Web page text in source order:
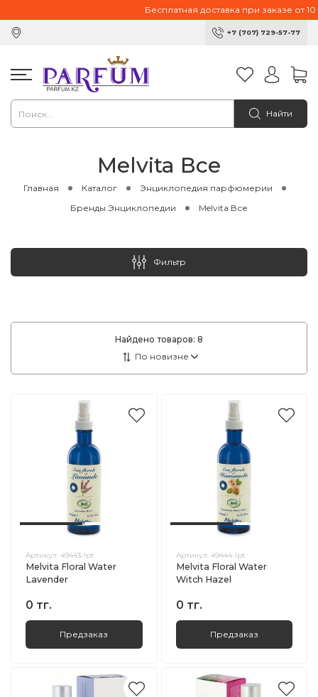
Бесплатная доставка при заказе от 10
+7 (707) 729-57-77
Найти
Melvita Все
Главная Каталог
Энциклопедия парфюмерии
Бренды Энциклопедии
Melvita Все
Найдено товаров: 8
Артикул: 49443-lpt
Melvita Floral Water
Lavender
0 тг.
Предзаказ
Артикул: 49444-lpt
Melvita Floral Water
Witch Hazel
0 тг.
Предзаказ
Фильтр